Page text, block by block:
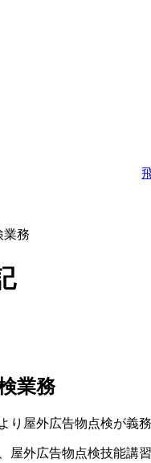
業務
業務
り屋外広告物点検が義
屋外広告物点検技能講